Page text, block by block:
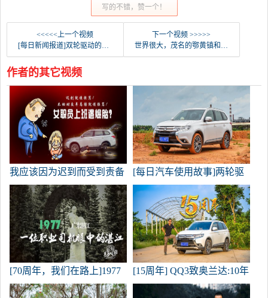
写的不错，赞一个！
<<<<<上一个视频
[每日新闻报道]双轮驱动的奥兰德海滩被困在车内，遇到危险时能冷静而安全地处理。
下一个视频 >>>>>
世界很大，茂名的鄂黄镇和浮山净红钟树都值得你去参观！
作者的其它视频
我应该因为迟到而受到责备
吗？如何处理路上漏气的轮
胎？奥兰达的女主人教你如
何扭转乾坤！
[每日汽车使用故事]两轮驱
动的奥兰德也是疯狂的，无
畏的前进和挑战潮湿的黄
泥。
[70周年，我们在路上]1977
年，老职业司机眼中的湛江
[15周年] QQ3致奥兰达:10年
3辆车:看车和购车与汽车之